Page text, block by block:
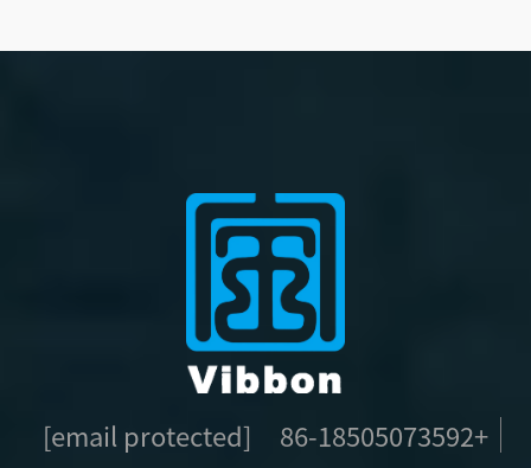
+86-18505073592
[email protected]